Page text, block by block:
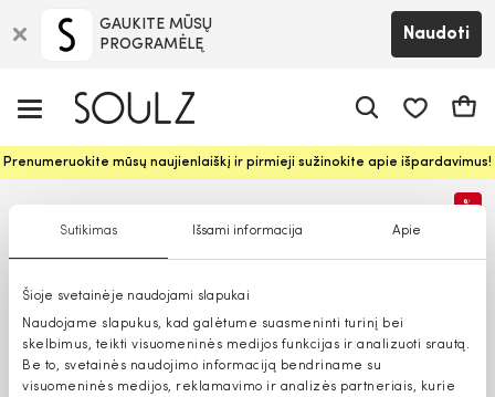
Sutikimas Išsami informacija Apie
Šioje svetainėje naudojami slapukai
Naudojame slapukus, kad galėtume suasmeninti turinį bei
skelbimus, teikti visuomeninės medijos funkcijas ir analizuoti srautą.
Be to, svetainės naudojimo informaciją bendriname su
visuomeninės medijos, reklamavimo ir analizės partneriais, kurie
GAUKITE MŪSŲ
PROGRAMĖLĘ
Naudoti
Prenumeruokite mūsų naujienlaiškį ir pirmieji sužinokite apie išpardavimus!
%